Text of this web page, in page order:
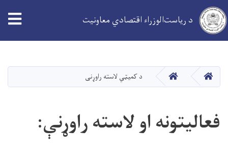
دانګل
د ریاست‌الوزراء اقتصادي معاونیت
کور کور د کمیټي لاسته راوړنی
فعالیتونه او لاسته راوړنې: